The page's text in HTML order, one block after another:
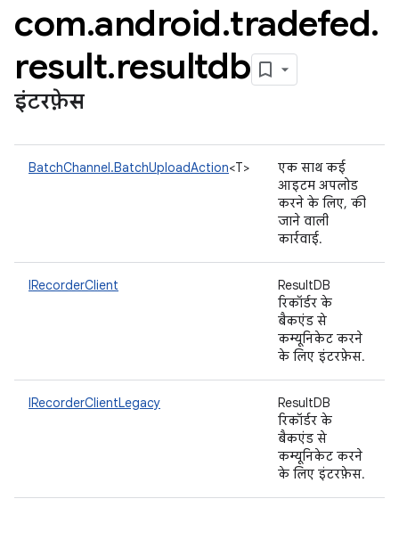
com.android.tradefed.
result.resultdb
इंटरफ़ेस
BatchChannel.BatchUploadAction<T>
एक साथ कई
आइटम अपलोड
करने के लिए, की
जाने वाली
कार्रवाई.
IRecorderClient
ResultDB
रिकॉर्डर के
बैकएंड से
कम्यूनिकेट करने
के लिए इंटरफ़ेस.
IRecorderClientLegacy
ResultDB
रिकॉर्डर के
बैकएंड से
कम्यूनिकेट करने
के लिए इंटरफ़ेस.